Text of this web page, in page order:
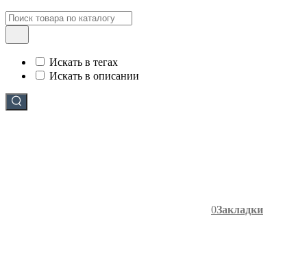
Искать в тегах
Искать в описании
0Закладки